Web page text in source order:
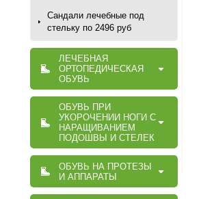
Сандали лечебные под
стельку по 2496 руб
ЛЕЧЕБНАЯ
ОРТОПЕДИЧЕСКАЯ
ОБУВЬ
ОБУВЬ ПРИ
УКОРОЧЕНИИ НОГИ С
НАРАЩИВАНИЕМ
ПОДОШВЫ И СТЕЛЕК
ОБУВЬ НА ПРОТЕЗЫ
И АППАРАТЫ